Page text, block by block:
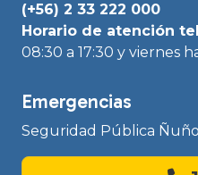
(+56) 2 33 222 000
Horario de atención
08:30 a 17:30 y viernes
Emergencias
Seguridad Pública